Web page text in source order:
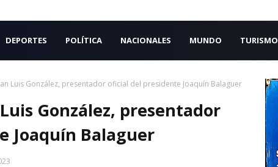
DEPORTES POLÍTICA NACIONALES MUNDO TURISMO
Luis González, presentador oficial del presidente Joaquín Balaguer
González, presentador
Joaquín Balaguer